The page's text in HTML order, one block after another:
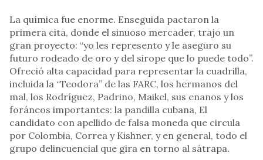
La química fue enorme. Enseguida pactaron la
primera cita, donde el sinuoso mercader, trajo un
gran proyecto: “yo les represento y le aseguro su
futuro rodeado de oro y del sirope que lo puede todo”.
Ofreció alta capacidad para representar la cuadrilla,
incluida la “Teodora” de las FARC, los hermanos del
mal, los Rodríguez, Padrino, Maikel, sus enanos y los
foráneos importantes: la pandilla cubana, El
candidato con apellido de falsa moneda que circula
por Colombia, Correa y Kishner, y en general, todo el
grupo delincuencial que gira en torno al sátrapa.